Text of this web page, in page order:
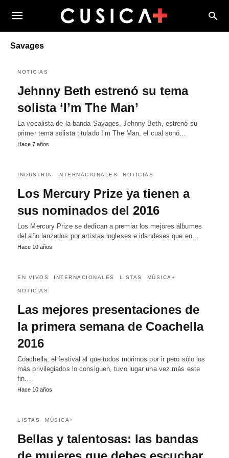
Savages
NOTICIAS
Jehnny Beth estrenó su tema
solista ‘I’m The Man’
La vocalista de la banda Savages, Jehnny Beth, estrenó su
primer tema solista titulado I’m The Man, el cual sonó…
Hace 7 años
INDUSTRIA INTERNACIONALES NOTICIAS
Los Mercury Prize ya tienen a
sus nominados del 2016
Los Mercury Prize se dedican a premiar los mejores álbumes
del año lanzados por artistas ingleses e irlandeses que en…
Hace 10 años
EN VIVOS INTERNACIONALES LISTAS MÚSICA+
NOTICIAS
Las mejores presentaciones de
la primera semana de Coachella
2016
Coachella, el festival al que todos morimos por ir pero sólo los
más privilegiados lo consiguen, tuvo lugar una vez más este
fin…
Hace 10 años
LISTAS MÚSICA+
Bellas y talentosas: las bandas